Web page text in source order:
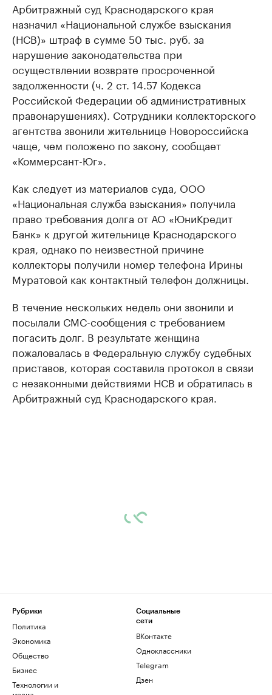
Арбитражный суд Краснодарского края
назначил «Национальной службе взыскания
(НСВ)» штраф в сумме 50 тыс. руб. за
нарушение законодательства при
осуществлении возврате просроченной
задолженности (ч. 2 ст. 14.57 Кодекса
Российской Федерации об административных
правонарушениях). Сотрудники коллекторского
агентства звонили жительнице Новороссийска
чаще, чем положено по закону, сообщает
«Коммерсант-Юг».
Как следует из материалов суда, ООО
«Национальная служба взыскания» получила
право требования долга от АО «ЮниКредит
Банк» к другой жительнице Краснодарского
края, однако по неизвестной причине
коллекторы получили номер телефона Ирины
Муратовой как контактный телефон должницы.
В течение нескольких недель они звонили и
посылали СМС-сообщения с требованием
погасить долг. В результате женщина
пожаловалась в Федеральную службу судебных
приставов, которая составила протокол в связи
с незаконными действиями НСВ и обратилась в
Арбитражный суд Краснодарского края.
Рубрики
Политика
Экономика
Общество
Бизнес
Технологии и
Социальные
сети
ВКонтакте
Одноклассники
Telegram
Дзен